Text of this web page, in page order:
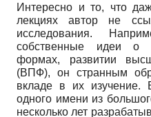
Интересно и то, что
лекциях автор не
исследования.
собственные идеи о
формах, развитии
(ВПФ), он странным
вкладе в их изучение.
одного имени из
несколько лет